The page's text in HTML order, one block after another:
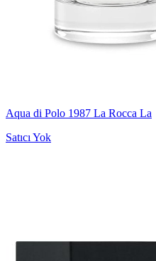
Aqua di Polo 1987 La Rocca La
Satıcı Yok